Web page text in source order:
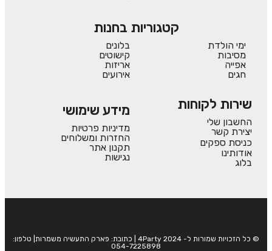
קטגוריות בחנות
ימי הולדת
מסיבות
אפייה
חגים
בלונים
קישוטים
אריזות
אירועים
שירות לקוחות
החשבון שלי
יצירת קשר
כניסת ספקים
אודותינו
בלוג
מידע שימושי
מדיניות פרטיות
החזרות ומשלוחים
תקנון אתר
נגישות
© כל הזכויות שמורות ל- 4Party 2024 | כתובת: פארק התעשיה משמרות| טלפון:
054-7225898